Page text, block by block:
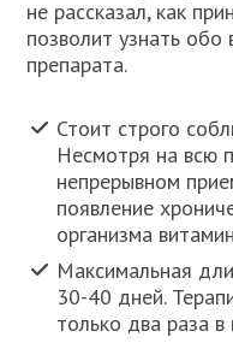
не рассказал, как
позволит узнать обо
препарата.
Стоит строго
Несмотря на всю
непрерывном
появление
организма
Максимальная
30-40 дней.
только два раза в